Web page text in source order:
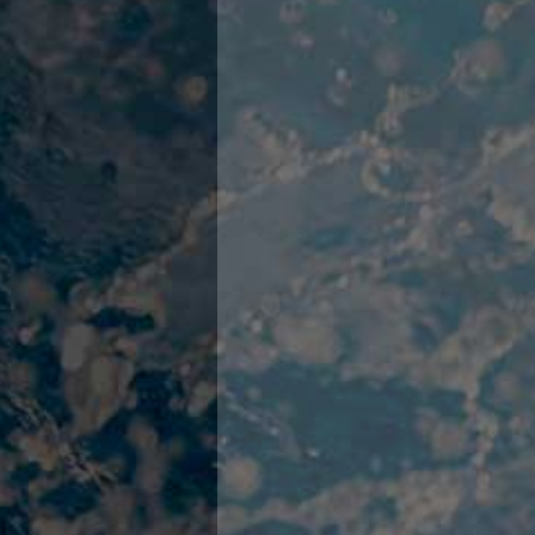
Campionato A2 Maschile
Campionato A2 Femminile
Storico Campionati 2003-2017
Finali Giovanili
Trofei delle Regioni
CoMeN Cup
Waterpolo Channel
Eventi
Norme e documenti
Risultati e Classifiche
Azzurri
News
Flash News
Artistico
Norme e documenti